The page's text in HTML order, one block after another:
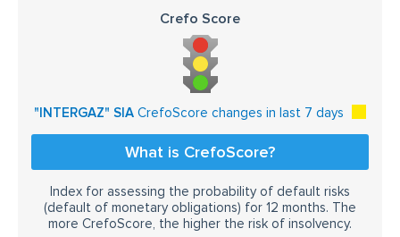
Crefo Score
"INTERGAZ" SIA CrefoScore changes in last 7 days
What is CrefoScore?
Index for assessing the probability of default risks
(default of monetary obligations) for 12 months. The
more CrefoScore, the higher the risk of insolvency.